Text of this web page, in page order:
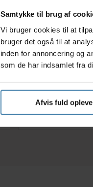
Samtykke til brug af
Vi bruger cookies til at
bruger det også til at
inden for annoncering og
som de har indsamlet fra
Afvis fuld
Schwalbe
Easy Fit -
39,00
Forventet